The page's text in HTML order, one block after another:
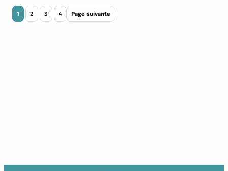
1 2 3 4 Page suivante